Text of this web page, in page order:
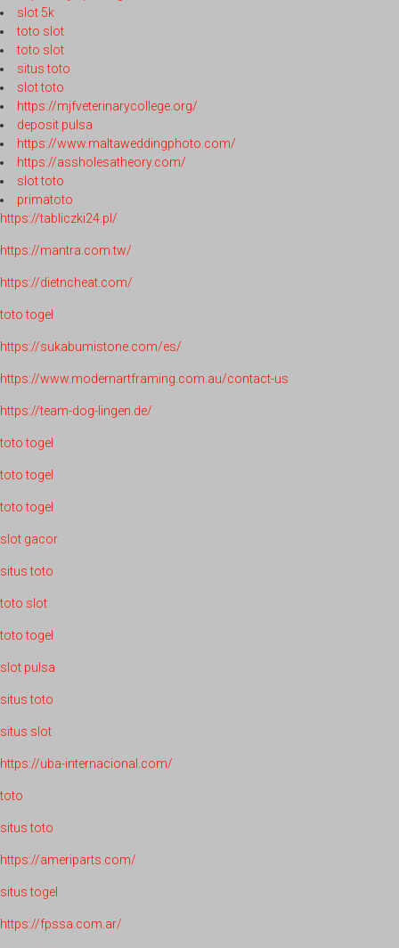
slot 5k
toto slot
toto slot
situs toto
slot toto
https://mjfveterinarycollege.org/
deposit pulsa
https://www.maltaweddingphoto.com/
https://assholesatheory.com/
slot toto
primatoto
https://tabliczki24.pl/
https://mantra.com.tw/
https://dietncheat.com/
toto togel
https://sukabumistone.com/es/
https://www.modernartframing.com.au/contact-us
https://team-dog-lingen.de/
toto togel
toto togel
toto togel
slot gacor
situs toto
toto slot
toto togel
slot pulsa
situs toto
situs slot
https://uba-internacional.com/
toto
situs toto
https://ameriparts.com/
situs togel
https://fpssa.com.ar/